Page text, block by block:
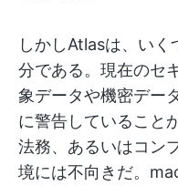
しかしAtlasは、い
分である。現在のセ
象データや機密デー
に警告していること
法務、あるいはコン
境には不向きだ。